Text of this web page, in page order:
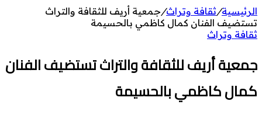
الرئيسية/ثقافة وتراث/جمعية أريف للثقافة والتراث
تستضيف الفنان كمال كاظمي بالحسيمة
ثقافة وتراث
جمعية أريف للثقافة والتراث تستضيف الفنان
كمال كاظمي بالحسيمة